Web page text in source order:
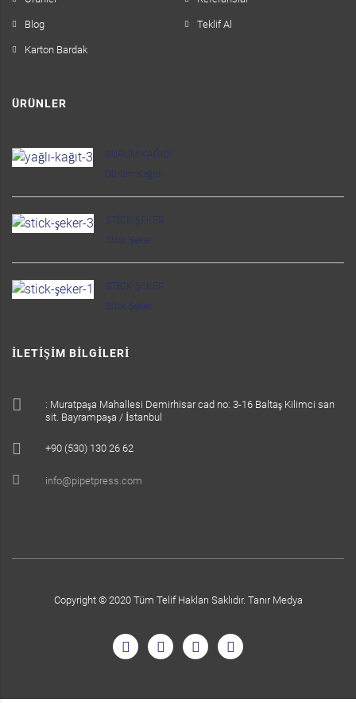
Blog Teklif Al
Karton Bardak
ÜRÜNLER
DÜRÜM KAĞIDI
Dürüm Kağıdı
STICK ŞEKER
Stick Şeker
STICK ŞEKER
Stick Şeker
İLETIŞIM BILGILERI
: Muratpaşa Mahallesi Demirhisar cad no: 3-16 Baltaş Kilimci san
sit. Bayrampaşa / İstanbul
+90 (530) 130 26 62
info@pipetpress.com
Copyright © 2020 Tüm Telif Hakları Saklıdır. Tanır Medya